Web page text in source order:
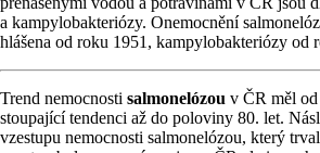
a kampylobakteriózy. Onemocnění
hlášena od roku 1951, kampylobakteriózy od
Trend nemocnosti salmonelózou v ČR měl
stoupající tendenci až do poloviny 80. let.
vzestupu nemocnosti salmonelózou, který